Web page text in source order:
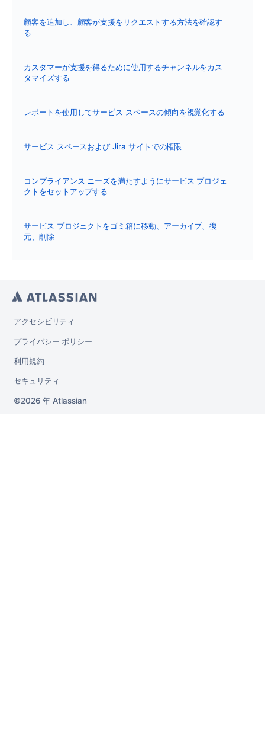
顧客を追加し、顧客が支援をリクエストする方法を確認す
る
カスタマーが支援を得るために使用するチャンネルをカス
タマイズする
レポートを使用してサービス スペースの傾向を視覚化する
サービス スペースおよび Jira サイトでの権限
コンプライアンス ニーズを満たすようにサービス プロジェ
クトをセットアップする
サービス プロジェクトをゴミ箱に移動、アーカイブ、復
元、削除
アクセシビリティ
プライバシー ポリシー
利用規約
セキュリティ
2026 年 Atlassian